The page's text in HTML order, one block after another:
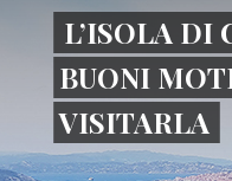
L’ISOLA DI
BUONI
VISITARLA